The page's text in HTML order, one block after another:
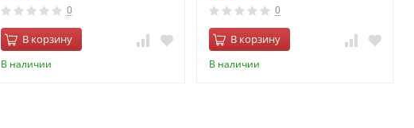
0
В корзину
В наличии
0
В корзину
В наличии